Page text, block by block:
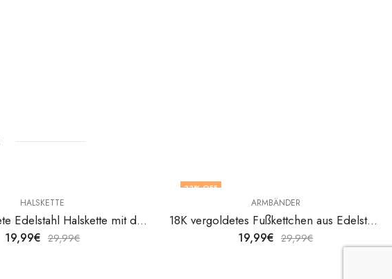
HALSKETTE
18K vergoldete Edelstahl Halskette mit dem Bösen Auge von V&F Jewelers
19,99€ 29,99€
33% OFF
ARMBÄNDER
18K vergoldetes Fußkettchen aus Edelstahl von V&F Jewelers
19,99€ 29,99€